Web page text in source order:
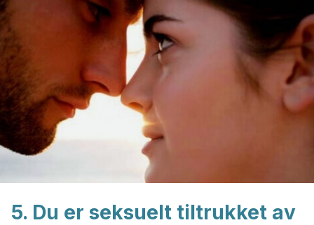
5. Du er seksuelt tiltrukket av